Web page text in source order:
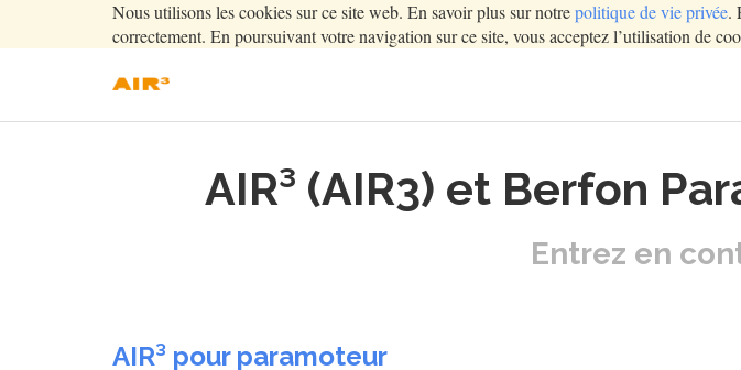
Nous utilisons les cookies sur ce site web. En savoir plus sur notrepolitique de vie privée.
correctement. En poursuivant votre navigation sur ce site, vous acceptez l’utilisation de
AIR³ (AIR3) et Berfon
Entrez en
AIR³ pour paramoteur